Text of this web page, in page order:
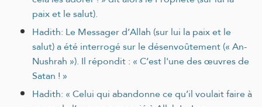
paix et le salut).
Hadith: Le Messager d’Allah (sur lui la paix et le
salut) a été interrogé sur le désenvoûtement (« An-
Nushrah »). Il répondit : « C’est l'une des œuvres de
Satan ! »
Hadith: « Celui qui abandonne ce qu’il voulait faire à